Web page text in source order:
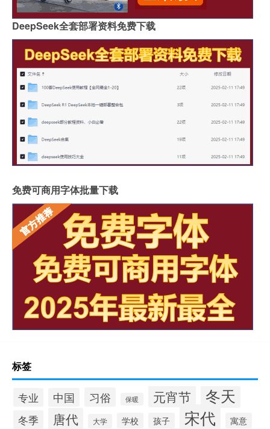
DeepSeek全套部署资料免费下载
免费可商用字体批量下载
标签
专业 中国 习俗 保暖 元宵节 冬天
冬季 唐代 大学 学校 孩子 宋代 寓意